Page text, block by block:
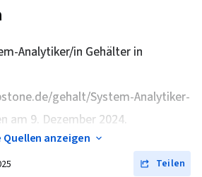
Git
Verwaltung des
und Softwareverwaltung, IT-
Netzwerksicherheit, Chef
Netzwerkverwaltung,
Aktives Verzeichnis,
Analytiker/in Gehälter in
gehalt/System-Analytiker-
am 9. Dezember 2024.
Quellen anzeigen
Teilen